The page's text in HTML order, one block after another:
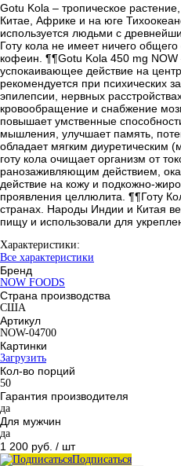
Gotu Kola – тропическое
Китае, Африке и на юге
используется людьми с
Готу кола не имеет ничего
кофеин. ¶¶Gotu Kola 450 mg NOW
успокаивающее действие на
рекомендуется при психических
эпилепсии, нервных
кровообращение и снабжение
повышает умственные
мышления, улучшает память,
обладает мягким диуретическим
готу кола очищает организм от
ранозаживляющим действием,
действие на кожу и подкожно-
проявления целлюлита. ¶¶Готу
странах. Народы Индии и Китая
пищу и использовали для
Характеристики:
Все характеристики
Бренд
NOW FOODS
Страна производства
США
Артикул
NOW-04700
Картинки
Загрузить
Кол-во порций
50
Гарантия производителя
да
Для мужчин
да
1 200 руб. / шт
Подписаться